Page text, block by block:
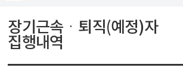
장기근속ㆍ퇴직(예정)자
집행내역